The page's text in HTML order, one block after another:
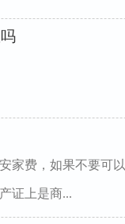
家费，如果不要可
证上是商...